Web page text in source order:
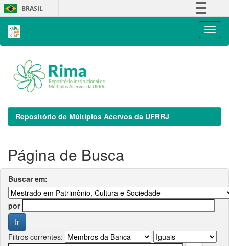
Skip
navigation
BRASIL
Repositório de Múltiplos Acervos da UFRRJ
Página de Busca
Buscar em:
por
Filtros correntes: